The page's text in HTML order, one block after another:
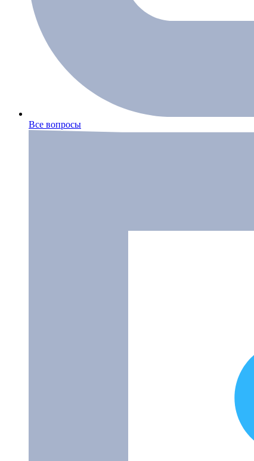
Все вопросы